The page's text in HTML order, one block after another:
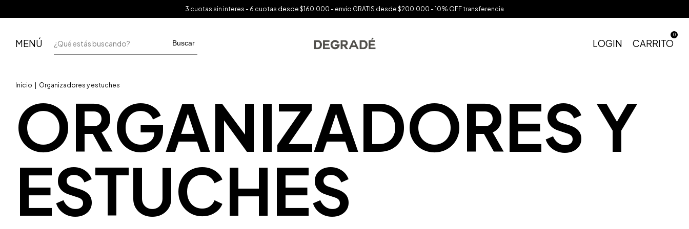
3 cuotas sin interes - 6 cuotas desde $160.000 - envio GRATIS desde $200.000 - 10% OFF transferencia
MENÚ Buscar LOGIN CARRITO
0
Inicio Organizadores y estuches
ORGANIZADORES Y
ESTUCHES